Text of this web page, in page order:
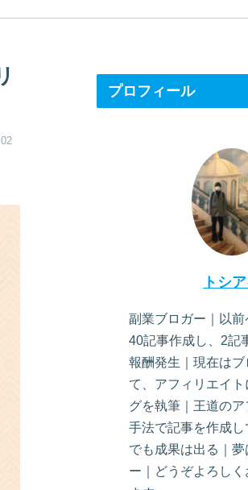
プロフィール
トシ
副業ブロガー｜以
40記事作成し、2記
報酬発生｜現在はブ
て、アフィリエイト
グを執筆｜王道のア
手法で記事を作成
でも成果は出る｜
ー｜どうぞよろし